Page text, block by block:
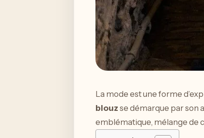
La mode est une forme
blouz se démarque par son
emblématique, mélange de